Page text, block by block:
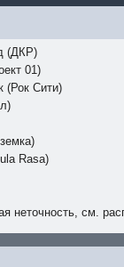
(ДКР)
01)
(Рок Сити)
Rasa)
неточность, см.